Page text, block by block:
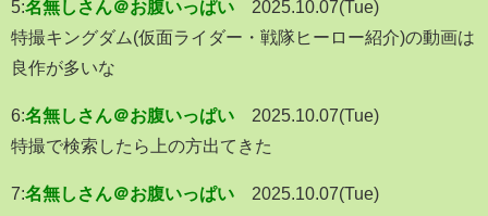
5:名無しさん＠お腹いっぱい
2025.10.07(Tue)
特撮キングダム(仮面ライダー・戦隊ヒーロー紹介)の動画は
良作が多いな
6:名無しさん＠お腹いっぱい
2025.10.07(Tue)
特撮で検索したら上の方出てきた
7:名無しさん＠お腹いっぱい
2025.10.07(Tue)